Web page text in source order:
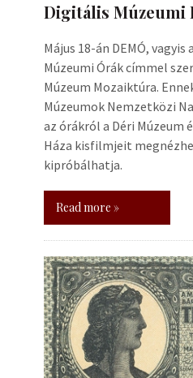
Digitális Múzeumi
Május 18-án DEMÓ,
Múzeumi Órák címmel
Múzeum Mozaiktúra.
Múzeumok Nemzetközi
az órákról a Déri Múzeum
Háza kisfilmjeit
kipróbálhatja.
Read more »